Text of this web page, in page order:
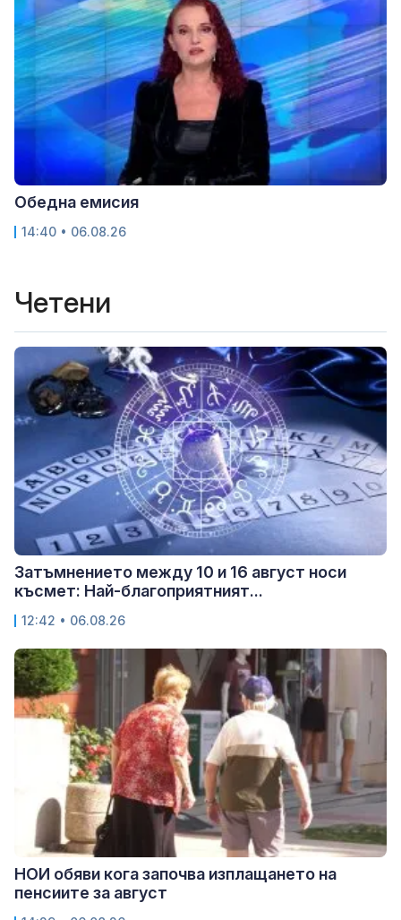
Обедна емисия
14:40 • 06.08.26
Четени
Затъмнението между 10 и 16 август носи
късмет: Най-благоприятният...
12:42 • 06.08.26
НОИ обяви кога започва изплащането на
пенсиите за август